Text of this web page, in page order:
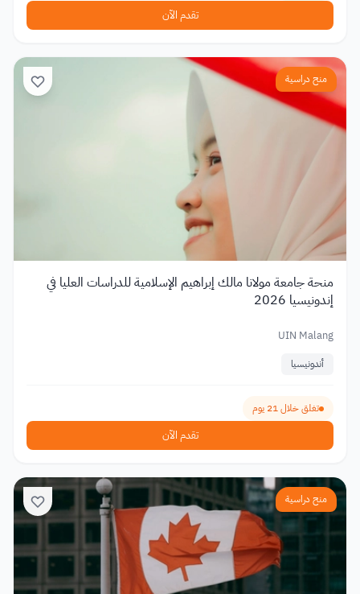
تقدم الآن
منح دراسية
منحة جامعة مولانا مالك إبراهيم الإسلامية للدراسات العليا في
إندونيسيا 2026
UIN Malang
أندونيسيا
تغلق خلال 21 يوم
تقدم الآن
منح دراسية